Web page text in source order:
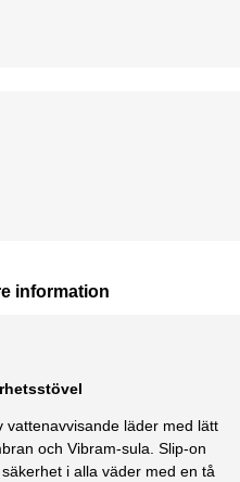
information
vattenavvisande läder med lätt
och Vibram-sula. Slip-on
i alla väder med en tå